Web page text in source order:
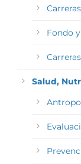
Fondo
Salud,